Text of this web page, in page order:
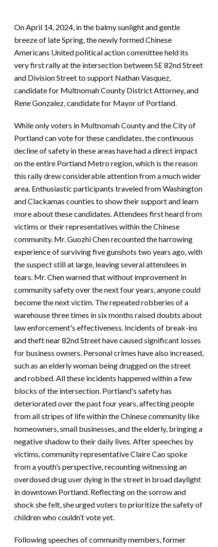
On April 14, 2024, in the balmy sunlight and gentle
breeze of late Spring, the newly formed Chinese
Americans United political action committee held its
very first rally at the intersection between SE 82nd Street
and Division Street to support Nathan Vasquez,
candidate for Multnomah County District Attorney, and
Rene Gonzalez, candidate for Mayor of Portland.
While only voters in Multnomah County and the City of
Portland can vote for these candidates, the continuous
decline of safety in these areas have had a direct impact
on the entire Portland Metro region, which is the reason
this rally drew considerable attention from a much wider
area. Enthusiastic participants traveled from Washington
and Clackamas counties to show their support and learn
more about these candidates. Attendees first heard from
victims or their representatives within the Chinese
community. Mr. Guozhi Chen recounted the harrowing
experience of surviving five gunshots two years ago, with
the suspect still at large, leaving several attendees in
tears. Mr. Chen warned that without improvement in
community safety over the next four years, anyone could
become the next victim. The repeated robberies of a
warehouse three times in six months raised doubts about
law enforcement's effectiveness. Incidents of break-ins
and theft near 82nd Street have caused significant losses
for business owners. Personal crimes have also increased,
such as an elderly woman being drugged on the street
and robbed. All these incidents happened within a few
blocks of the intersection. Portland's safety has
deteriorated over the past four years, affecting people
from all stripes of life within the Chinese community like
homeowners, small businesses, and the elderly, bringing a
negative shadow to their daily lives. After speeches by
victims, community representative Claire Cao spoke
from a youth’s perspective, recounting witnessing an
overdosed drug user dying in the street in broad daylight
in downtown Portland. Reflecting on the sorrow and
shock she felt, she urged voters to prioritize the safety of
children who couldn’t vote yet.
Following speeches of community members, former